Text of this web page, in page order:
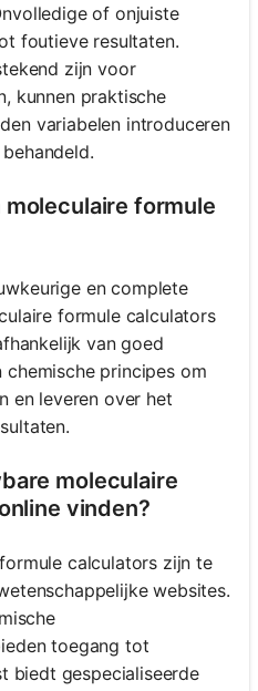
of onjuiste
foutieve resultaten.
zijn voor
kunnen praktische
variabelen introduceren
formule
en complete
formule calculators
van goed
principes om
en leveren over het
moleculaire
vinden?
calculators zijn te
websites.
toegang tot
biedt gespecialiseerde